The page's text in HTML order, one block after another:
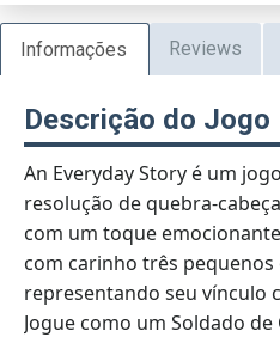
Informações Reviews
Descrição do Jogo
An Everyday Story é um
resolução de quebra-
com um toque
com carinho três pequenos
representando seu vínculo
Jogue como um Soldado